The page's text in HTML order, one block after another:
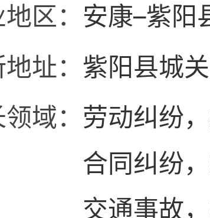
区： 安康–紫阳
址： 紫阳县城
域： 劳动纠纷
合同纠纷
交通事故